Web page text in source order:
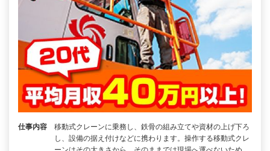
仕事内容
移動式クレーンに乗務し、鉄骨の組み立てや資材の上げ下ろ
し、設備の据え付けなどに携わります。操作する移動式クレ